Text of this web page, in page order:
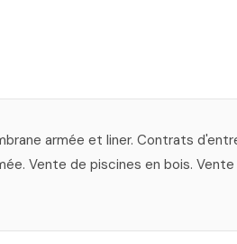
armée et liner. Contrats
Vente de piscines en bois.